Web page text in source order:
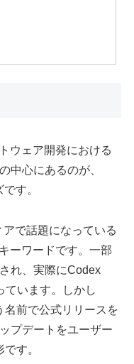
ウェア開発における
中心にあるのが、
す。
で話題になっている
ーワードです。一部
れ、実際にCodex
ています。しかし
名前で公式リリースを
プデートをユーザー
す。